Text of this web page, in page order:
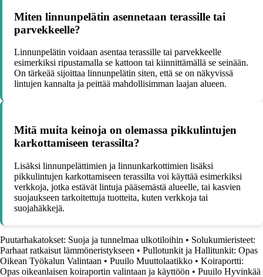
Miten linnunpelätin asennetaan terassille tai
parvekkeelle?
Linnunpelätin voidaan asentaa terassille tai parvekkeelle
esimerkiksi ripustamalla se kattoon tai kiinnittämällä se seinään.
On tärkeää sijoittaa linnunpelätin siten, että se on näkyvissä
lintujen kannalta ja peittää mahdollisimman laajan alueen.
Mitä muita keinoja on olemassa pikkulintujen
karkottamiseen terassilta?
Lisäksi linnunpelättimien ja linnunkarkottimien lisäksi
pikkulintujen karkottamiseen terassilta voi käyttää esimerkiksi
verkkoja, jotka estävät lintuja pääsemästä alueelle, tai kasvien
suojaukseen tarkoitettuja tuotteita, kuten verkkoja tai
suojahäkkejä.
Puutarhakatokset: Suoja ja tunnelmaa ulkotiloihin • Solukumieristeet:
Parhaat ratkaisut lämmöneristykseen • Pullotunkit ja Hallitunkit: Opas
Oikean Työkalun Valintaan • Puuilo Muuttolaatikko • Koiraportti:
Opas oikeanlaisen koiraportin valintaan ja käyttöön • Puuilo Hyvinkää